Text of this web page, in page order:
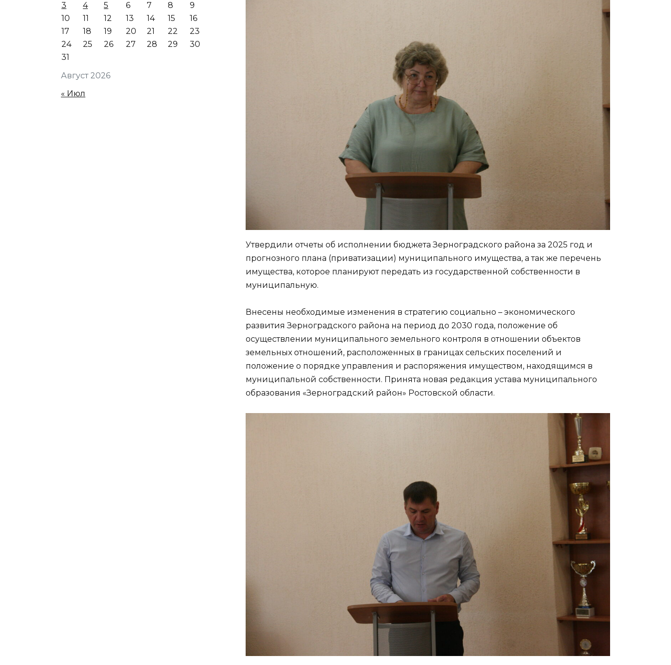
Утвердили отчеты об исполнении бюджета Зерноградского района за 2025 год и
прогнозного плана (приватизации) муниципального имущества, а так же перечень
имущества, которое планируют передать из государственной собственности в
муниципальную.
Внесены необходимые изменения в стратегию социально – экономического
развития Зерноградского района на период до 2030 года, положение об
осуществлении муниципального земельного контроля в отношении объектов
земельных отношений, расположенных в границах сельских поселений и
положение о порядке управления и распоряжения имуществом, находящимся в
муниципальной собственности. Принята новая редакция устава муниципального
образования «Зерноградский район» Ростовской области.
Август 2026
3
4 5 6 7 8
9
10
11 12 13 14 15
16
17
18 19 20 21 22
23
24
25 26 27 28 29
30
31
« Июл